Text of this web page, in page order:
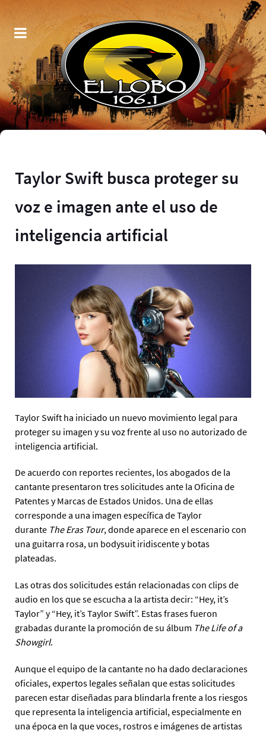
Taylor Swift busca proteger su
voz e imagen ante el uso de
inteligencia artificial
Taylor Swift ha iniciado un nuevo movimiento legal para
proteger su imagen y su voz frente al uso no autorizado de
inteligencia artificial.
De acuerdo con reportes recientes, los abogados de la
cantante presentaron tres solicitudes ante la Oficina de
Patentes y Marcas de Estados Unidos. Una de ellas
corresponde a una imagen específica de Taylor
durante The Eras Tour, donde aparece en el escenario con
una guitarra rosa, un bodysuit iridiscente y botas
plateadas.
Las otras dos solicitudes están relacionadas con clips de
audio en los que se escucha a la artista decir: “Hey, it’s
Taylor” y “Hey, it’s Taylor Swift”. Estas frases fueron
grabadas durante la promoción de su álbum The Life of a
Showgirl.
Aunque el equipo de la cantante no ha dado declaraciones
oficiales, expertos legales señalan que estas solicitudes
parecen estar diseñadas para blindarla frente a los riesgos
que representa la inteligencia artificial, especialmente en
una época en la que voces, rostros e imágenes de artistas